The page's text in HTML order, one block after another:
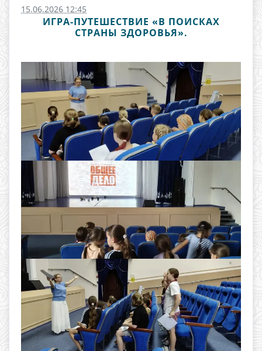
15.06.2026 12:45
ИГРА-ПУТЕШЕСТВИЕ «В ПОИСКАХ
СТРАНЫ ЗДОРОВЬЯ».